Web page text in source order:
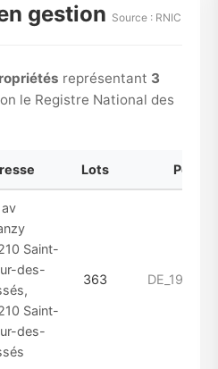
gestion Source : RNIC
représentant 3
le Registre National des
Lots
Saint-
des-
Saint-
des-
363